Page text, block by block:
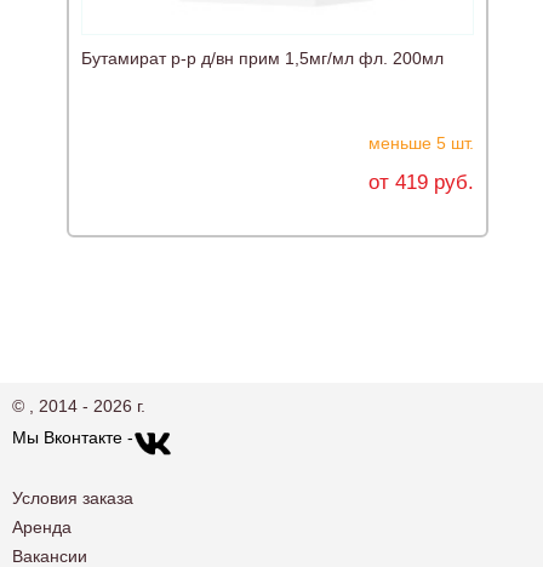
Бутамират р-р д/вн прим 1,5мг/мл фл. 200мл
меньше 5 шт.
от 419 руб.
© , 2014 - 2026 г.
Мы Вконтакте -
Условия заказа
Аренда
Вакансии